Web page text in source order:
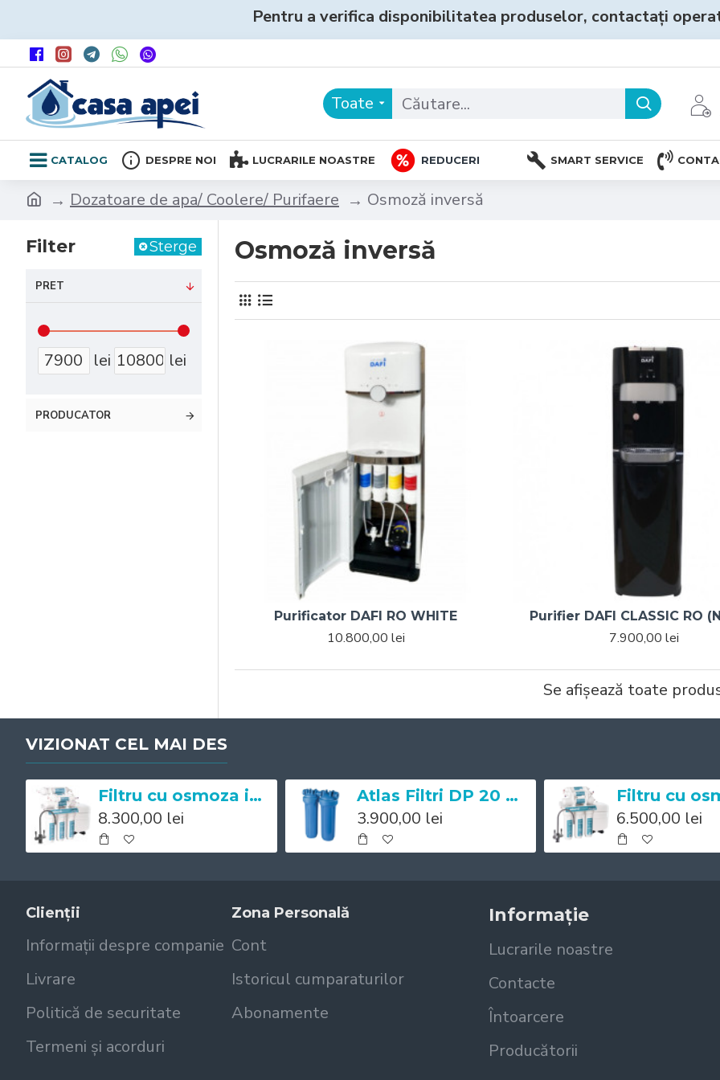
Pentru a verifica disponibilitatea produselor, contactați
Toate
CATALOG DESPRE NOI LUCRARILE NOASTRE REDUCERI SMART SERVICE
Dozatoare de apa/ Coolere/ Purifaere Osmoză inversă
Filter Sterge
PRET
lei lei
PRODUCATOR
Osmoză inversă
Purificator DAFI RO WHITE
10.800,00 lei
Purifier DAFI CLASSIC RO
7.900,00 lei
Se afișează toate
VIZIONAT CEL MAI DES
Filtru cu osmoza inversa Mineral Expert pH+
8.300,00 lei
Atlas Filtri DP 20 BB DUO Big IN AB 1"
3.900,00 lei 6.500,00 lei
Clienții
Informații despre companie
Livrare
Politică de securitate
Termeni și acorduri
Zona Personală
Cont
Istoricul cumparaturilor
Abonamente
Informație
Lucrarile noastre
Contacte
Întoarcere
Producătorii